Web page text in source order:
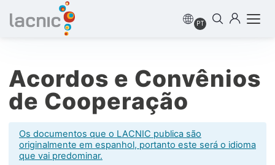
PT
Acordos e Convênios
de Cooperação
Os documentos que o LACNIC publica são
originalmente em espanhol, portanto este será o idioma
que vai predominar.